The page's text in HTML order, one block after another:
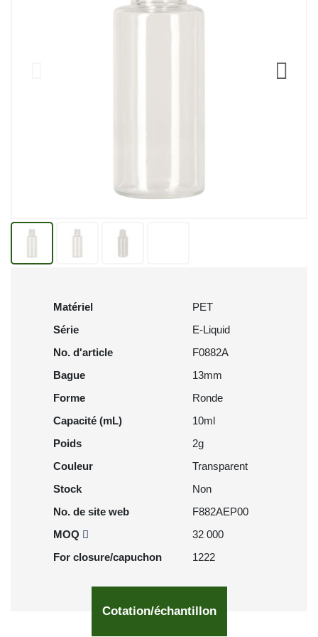
Matériel
PET
Série
E-Liquid
No. d'article
F0882A
Bague
13mm
Forme
Ronde
Capacité (mL)
10ml
Poids
2g
Couleur
Transparent
Stock
Non
No. de site web
F882AEP00
MOQ
32 000
For closure/capuchon
1222
Cotation/échantillon